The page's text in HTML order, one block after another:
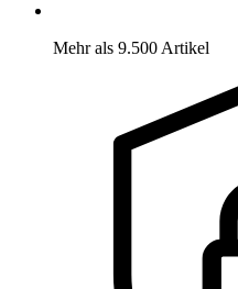
Mehr als 9.500 Artikel